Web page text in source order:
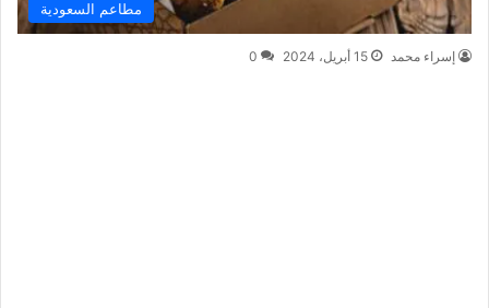
مطاعم السعودية
إسراء محمد 15 أبريل، 2024 0